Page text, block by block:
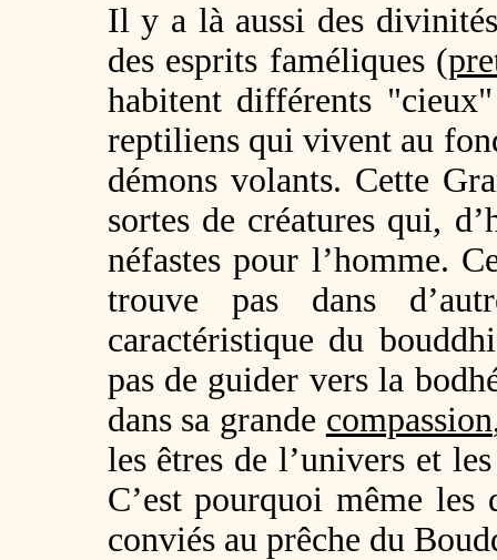
Il y a là aussi des
des esprits faméliques (
habitent différents
reptiliens qui vivent au
démons volants. Cette
sortes de créatures qui,
néfastes pour l’homme.
trouve pas dans
caractéristique du
pas de guider vers la
dans sa grande compassion
les êtres de l’univers et
C’est pourquoi même les
conviés au prêche du